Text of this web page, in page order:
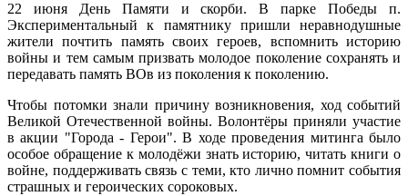
22 июня День Памяти и скорби. В парке Победы п.
Экспериментальный к памятнику пришли неравнодушные
жители почтить память своих героев, вспомнить историю
войны и тем самым призвать молодое поколение сохранять и
передавать память ВОв из поколения к поколению.
Чтобы потомки знали причину возникновения, ход событий
Великой Отечественной войны. Волонтёры приняли участие
в акции "Города - Герои". В ходе проведения митинга было
особое обращение к молодёжи знать историю, читать книги о
войне, поддерживать связь с теми, кто лично помнит события
страшных и героических сороковых.